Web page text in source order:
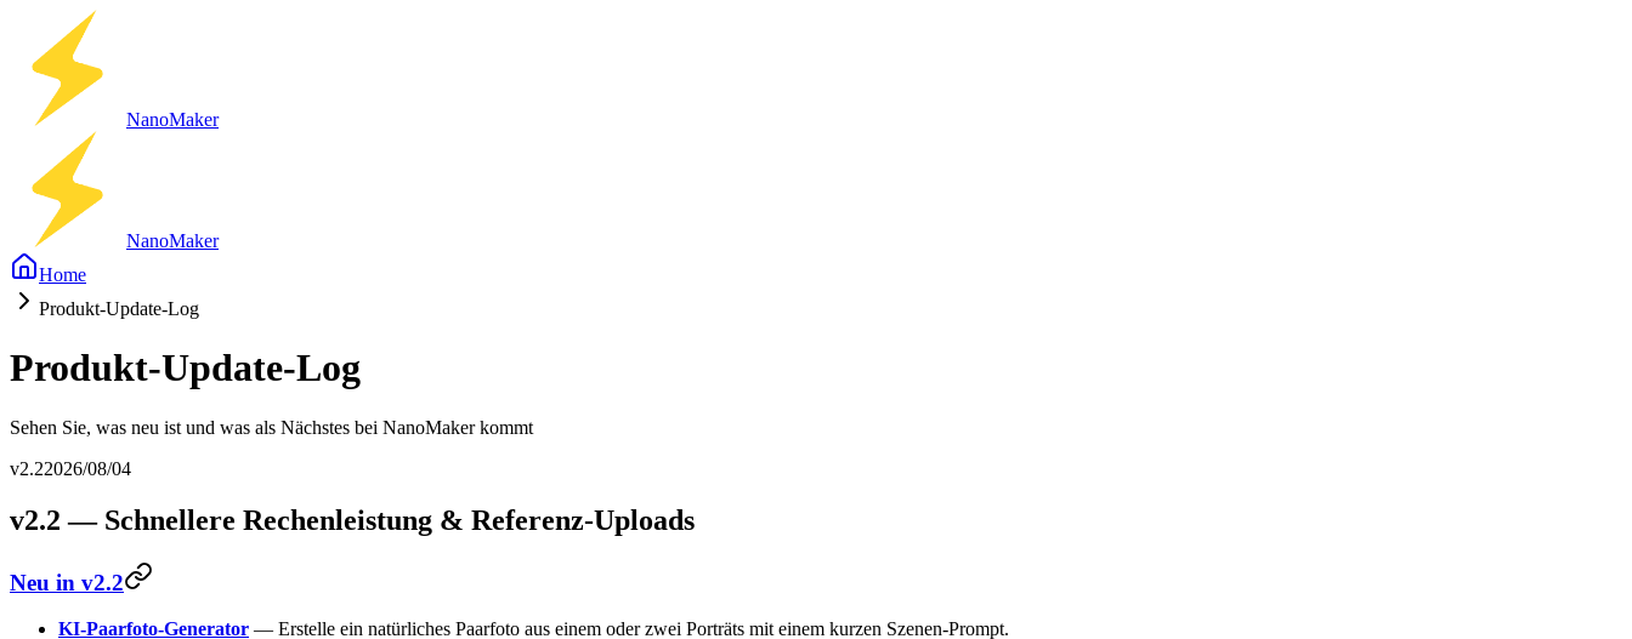
NanoMaker
NanoMaker
Home
Produkt-Update-Log
Produkt-Update-Log
Sehen Sie, was neu ist und was als Nächstes bei NanoMaker kommt
v2.22026/08/04
v2.2 — Schnellere Rechenleistung & Referenz-Uploads
Neu in v2.2
KI-Paarfoto-Generator — Erstelle ein natürliches Paarfoto aus einem oder zwei Porträts mit einem kurzen Szenen-Prompt.